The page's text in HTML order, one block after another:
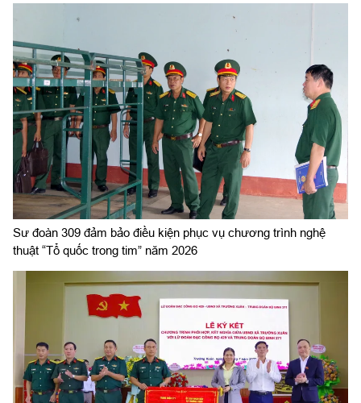
Sư đoàn 309 đảm bảo điều kiện phục vụ chương trình nghệ
thuật “Tổ quốc trong tim” năm 2026